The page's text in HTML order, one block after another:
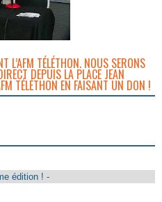
L’AFM TÉLÉTHON. NOUS SERONS
DEPUIS LA PLACE JEAN
TÉLÉTHON EN FAISANT UN DON !
édition ! -